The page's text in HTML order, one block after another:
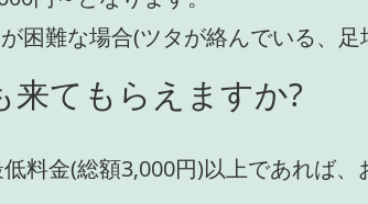
困難な場合(ツタが絡んでいる、
来てもらえますか?
料金(総額3,000円)以上であれば、